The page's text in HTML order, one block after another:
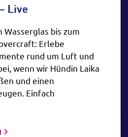
Live
Wasserglas bis zum
Erlebe
rund um Luft und
wenn wir Hündin Laika
und einen
Einfach